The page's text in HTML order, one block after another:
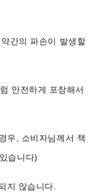
간의 파손이 발생할
안전하게 포장해서
우, 소비자님께서 책
습니다)
지 않습니다.